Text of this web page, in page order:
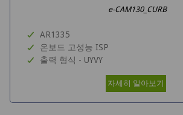
e-CAM130_CURB
AR1335
온보드 고성능 ISP
출력 형식 - UYVY
자세히 알아보기